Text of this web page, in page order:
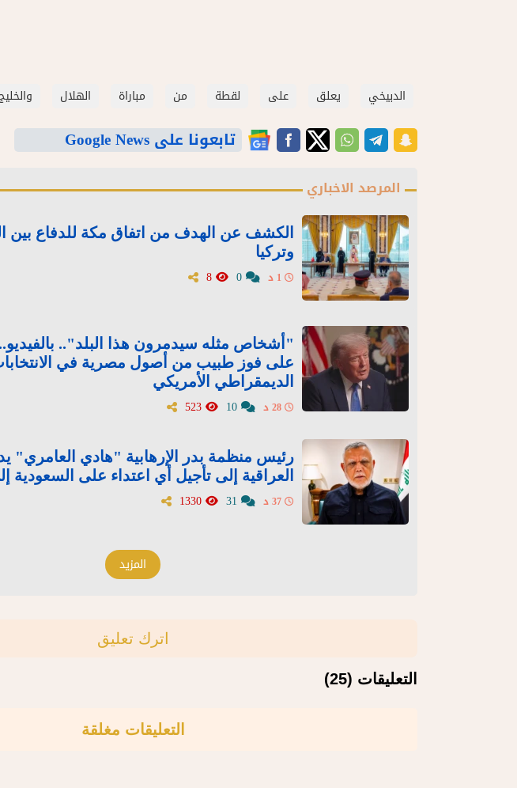
الدبيخي يعلق على لقطة من مباراة الهلال
تابعونا على Google News
المرصد الاخباري
الكشف عن الهدف من اتفاق مكة للدفاع بين
وتركيا
"أشخاص مثله سيدمرون هذا البلد"..
على فوز طبيب من أصول مصرية في
الديمقراطي الأمريكي
رئيس منظمة بدر الإرهابية "هادي العامري"
العراقية إلى تأجيل أي اعتداء على السعودية
المزيد
اترك تعليق
التعليقات (25)
التعليقات مغلقة